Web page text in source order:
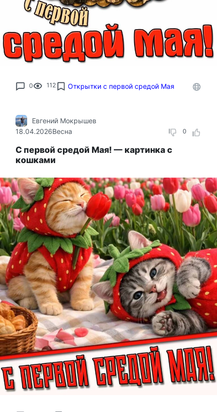
0 112 Открытки с первой средой Мая
0
Евгений Мокрышев
18.04.2026Весна
С первой средой Мая! — картинка с
кошками